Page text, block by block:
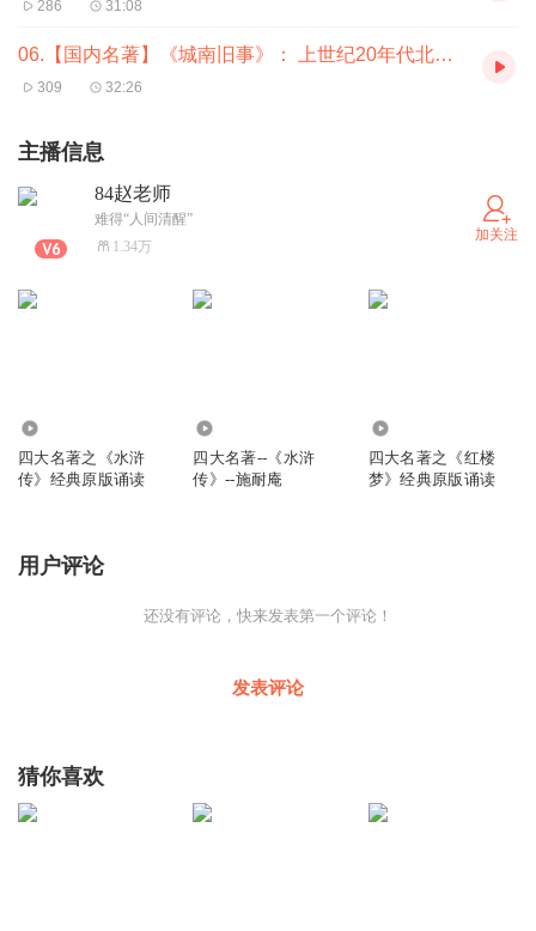
286 31:08
06.【国内名著】《城南旧事》： 上世纪20年代北京普通人的悲欢离合
309 32:26
主播信息
84赵老师
难得“人间清醒”
1.34万
加关注
四大名著之《水浒
传》经典原版诵读
四大名著--《水浒
传》--施耐庵
四大名著之《红楼
梦》经典原版诵读
用户评论
还没有评论，快来发表第一个评论！
发表评论
猜你喜欢